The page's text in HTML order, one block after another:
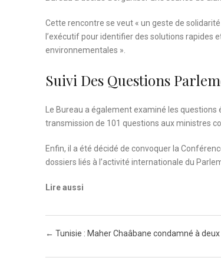
Cette rencontre se veut « un geste de
l’exécutif pour identifier des solutions rapides
environnementales ».
Suivi Des Questions
Le Bureau a également examiné les
transmission de 101 questions aux ministres
Enfin, il a été décidé de convoquer la
dossiers liés à l’activité internationale du
Lire aussi
Post navigation
← Tunisie : Maher Chaâbane condamné à